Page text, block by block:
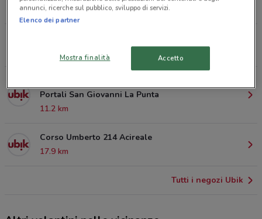
7.3 km
8.1 km
Portali San Giovanni La Punta
11.2 km
Corso Umberto 214 Acireale
17.9 km
Tutti i negozi Ubik
annunci, ricerche sul pubblico, sviluppo di servizi.
Elenco dei partner
Mostra finalità Accetto